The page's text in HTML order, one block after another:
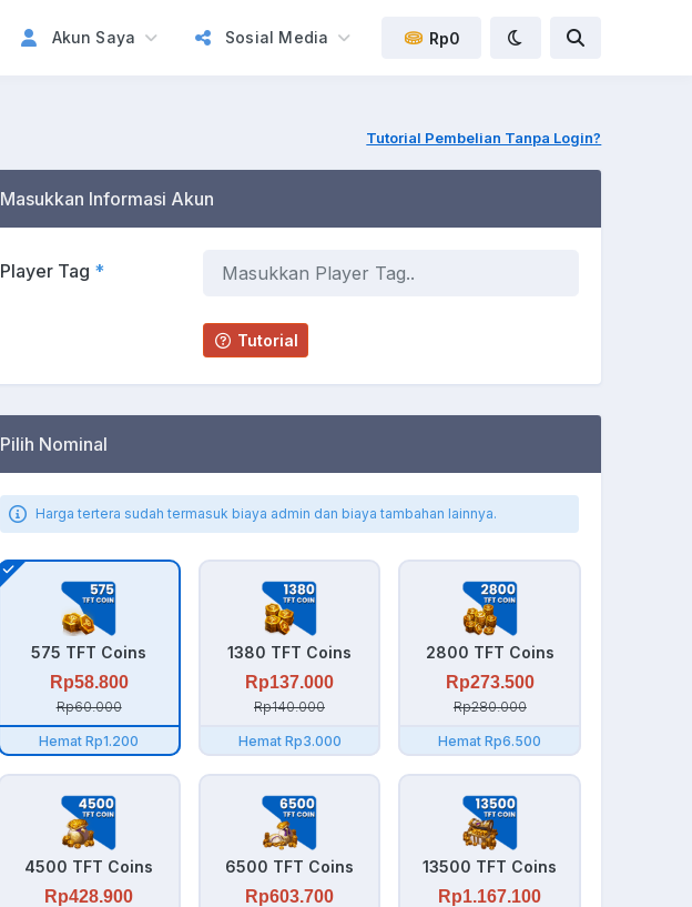
Akun Saya Sosial Media Rp0
Tutorial Pembelian Tanpa Login?
Masukkan Informasi Akun
Player Tag *
Tutorial
Pilih Nominal
Harga tertera sudah termasuk biaya admin dan biaya tambahan lainnya.
575 TFT Coins
Rp58.800
Rp60.000
Hemat Rp1.200
1380 TFT Coins
Rp137.000
Rp140.000
Hemat Rp3.000
2800 TFT Coins
Rp273.500
Rp280.000
Hemat Rp6.500
4500 TFT Coins
Rp428.900
6500 TFT Coins
Rp603.700
13500 TFT Coins
Rp1.167.100